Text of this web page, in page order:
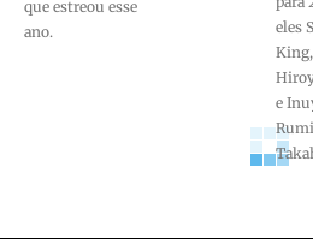
que estreou esse
ano.
eles
e